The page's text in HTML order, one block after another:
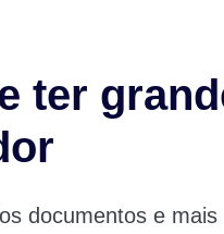
ter
documentos e mais